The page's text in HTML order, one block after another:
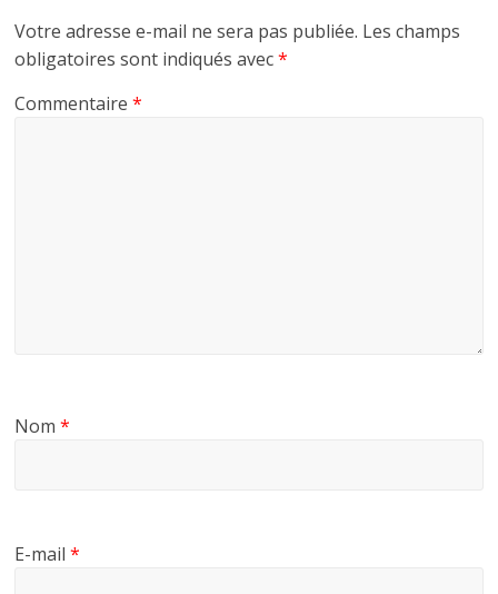
Votre adresse e-mail ne sera pas publiée. Les champs
obligatoires sont indiqués avec*
Commentaire*
Nom*
E-mail*